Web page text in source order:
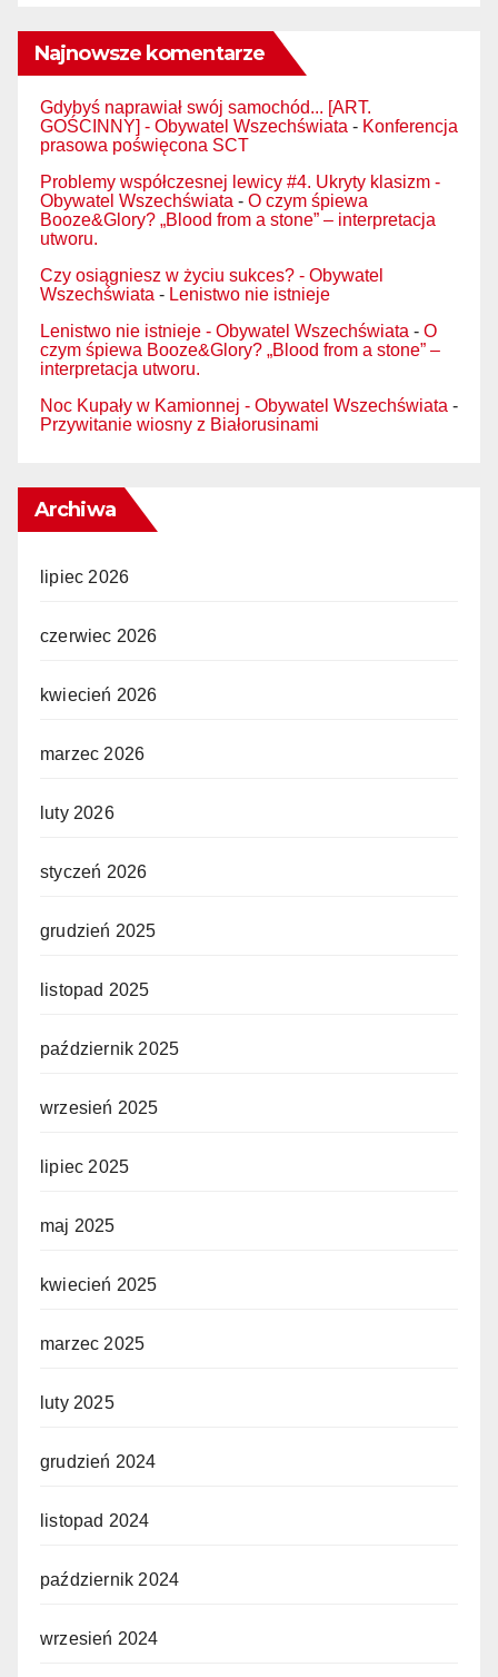
Najnowsze komentarze
Gdybyś naprawiał swój samochód... [ART.
GOŚCINNY] - Obywatel Wszechświata - Konferencja
prasowa poświęcona SCT
Problemy współczesnej lewicy #4. Ukryty klasizm -
Obywatel Wszechświata - O czym śpiewa
Booze&Glory? „Blood from a stone” – interpretacja
utworu.
Czy osiągniesz w życiu sukces? - Obywatel
Wszechświata - Lenistwo nie istnieje
Lenistwo nie istnieje - Obywatel Wszechświata - O
czym śpiewa Booze&Glory? „Blood from a stone” –
interpretacja utworu.
Noc Kupały w Kamionnej - Obywatel Wszechświata -
Przywitanie wiosny z Białorusinami
Archiwa
lipiec 2026
czerwiec 2026
kwiecień 2026
marzec 2026
luty 2026
styczeń 2026
grudzień 2025
listopad 2025
październik 2025
wrzesień 2025
lipiec 2025
maj 2025
kwiecień 2025
marzec 2025
luty 2025
grudzień 2024
listopad 2024
październik 2024
wrzesień 2024